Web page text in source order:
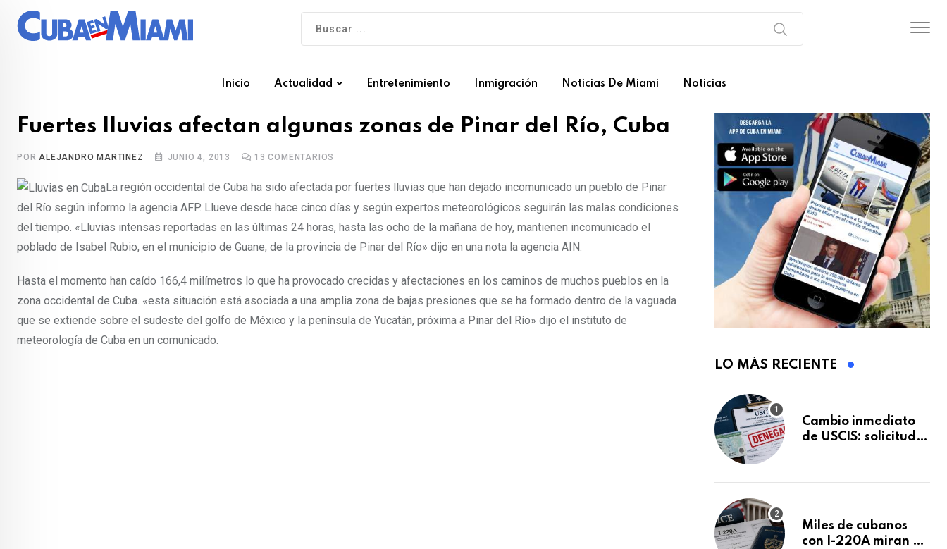
Inicio Actualidad Entretenimiento Inmigración Noticias De Miami Noticias
Fuertes lluvias afectan algunas zonas de Pinar del Río, Cuba
PORALEJANDRO MARTINEZ JUNIO 4, 2013 13 COMENTARIOS
La región occidental de Cuba ha sido afectada por fuertes lluvias que han dejado incomunicado un pueblo de Pinar
del Río según informo la agencia AFP. Llueve desde hace cinco días y según expertos meteorológicos seguirán las malas condiciones
del tiempo. «Lluvias intensas reportadas en las últimas 24 horas, hasta las ocho de la mañana de hoy, mantienen incomunicado el
poblado de Isabel Rubio, en el municipio de Guane, de la provincia de Pinar del Río» dijo en una nota la agencia AIN.
Hasta el momento han caído 166,4 milímetros lo que ha provocado crecidas y afectaciones en los caminos de muchos pueblos en la
zona occidental de Cuba. «esta situación está asociada a una amplia zona de bajas presiones que se ha formado dentro de la vaguada
que se extiende sobre el sudeste del golfo de México y la península de Yucatán, próxima a Pinar del Río» dijo el instituto de
meteorología de Cuba en un comunicado.
LO MÁS RECIENTE
Cambio inmediato
de USCIS: solicitudes
sin previo aviso
Miles de cubanos
con I-220A miran al